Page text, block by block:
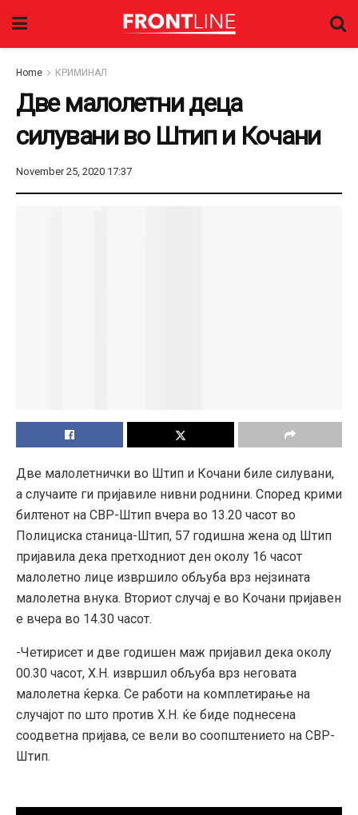
Home КРИМИНАЛ
Две малолетни деца
силувани во Штип и Кочани
November 25, 2020 17:37
Две малолетнички во Штип и Кочани биле силувани,
а случаите ги пријавиле нивни роднини. Според крими
билтенот на СВР-Штип вчера во 13.20 часот во
Полициска станица-Штип, 57 годишна жена од Штип
пријавила дека претходниот ден околу 16 часот
малолетно лице извршило обљуба врз нејзината
малолетна внука. Вториот случај е во Кочани пријавен
е вчера во 14.30 часот.
-Четирисет и две годишен маж пријавил дека околу
00.30 часот, Х.Н. извршил обљуба врз неговата
малолетна ќерка. Се работи на комплетирање на
случајот по што против Х.Н. ќе биде поднесена
соодветна пријава, се вели во соопштението на СВР-
Штип.